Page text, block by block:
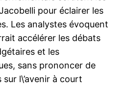
pour éclairer les
Les analystes évoquent
accélérer les débats
et les
sans prononcer de
l\’avenir à court